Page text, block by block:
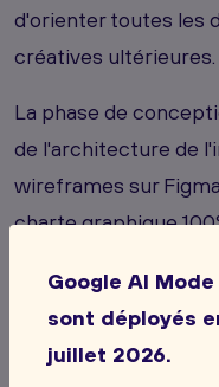
d'orienter toutes les
créatives ultérieures.
La phase de
de l'architecture de
wireframes sur
charte graphique
l'identité visuelle
Un suivi
Google AI
sont déployés
juillet 2026.